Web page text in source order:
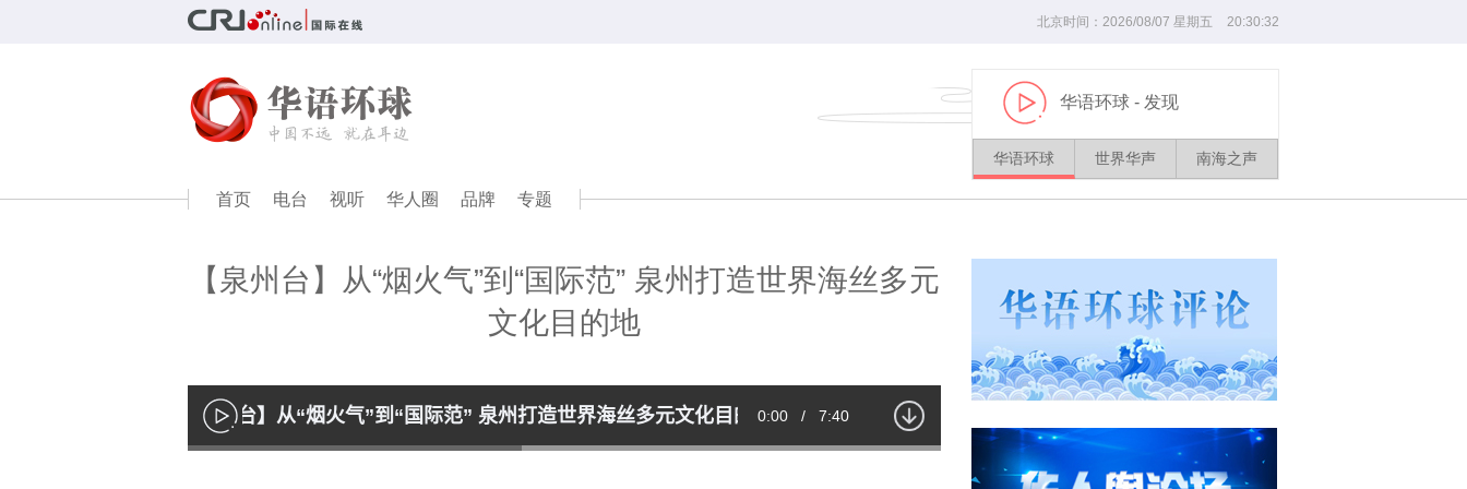
北京时间： 2026/08/07 星期五 20:30:32
播
放
华语环球 - 发现
华语环球 世界华声 南海之声
首页 电台 视听 华人圈 品牌 专题
【泉州台】从“烟火气”到“国际范” 泉州打造世界海丝多元
文化目的地
播
放
【泉州台】从“烟火气”到“国际范” 泉州打造世界海丝多元文化目的地Current
0:00 / Duration
7:40
Loaded: